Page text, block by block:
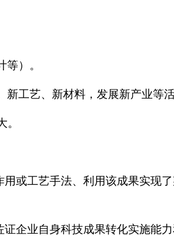
）。
工艺、新材料，发展新产业等活
或工艺手法、利用该成果实现
企业自身科技成果转化实施能